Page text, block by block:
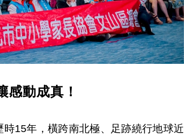
感動成真！
時15年，橫跨南北極、足跡繞行地球近